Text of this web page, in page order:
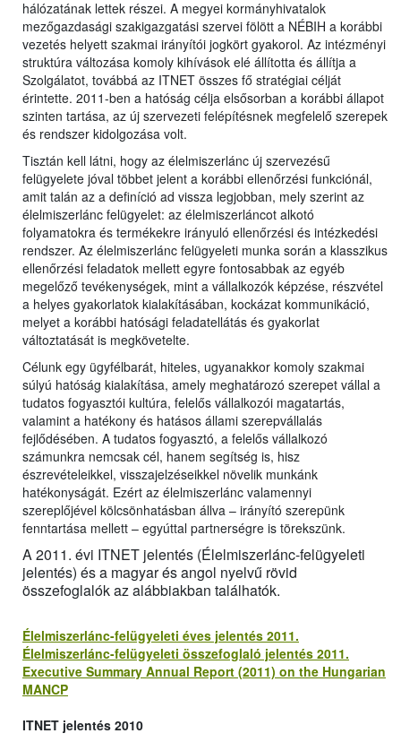
hálózatának lettek részei. A megyei kormányhivatalok
mezőgazdasági szakigazgatási szervei fölött a NÉBIH a korábbi
vezetés helyett szakmai irányítói jogkört gyakorol. Az intézményi
struktúra változása komoly kihívások elé állította és állítja a
Szolgálatot, továbbá az ITNET összes fő stratégiai célját
érintette. 2011-ben a hatóság célja elsősorban a korábbi állapot
szinten tartása, az új szervezeti felépítésnek megfelelő szerepek
és rendszer kidolgozása volt.
Tisztán kell látni, hogy az élelmiszerlánc új szervezésű
felügyelete jóval többet jelent a korábbi ellenőrzési funkciónál,
amit talán az a definíció ad vissza legjobban, mely szerint az
élelmiszerlánc felügyelet: az élelmiszerláncot alkotó
folyamatokra és termékekre irányuló ellenőrzési és intézkedési
rendszer. Az élelmiszerlánc felügyeleti munka során a klasszikus
ellenőrzési feladatok mellett egyre fontosabbak az egyéb
megelőző tevékenységek, mint a vállalkozók képzése, részvétel
a helyes gyakorlatok kialakításában, kockázat kommunikáció,
melyet a korábbi hatósági feladatellátás és gyakorlat
változtatását is megkövetelte.
Célunk egy ügyfélbarát, hiteles, ugyanakkor komoly szakmai
súlyú hatóság kialakítása, amely meghatározó szerepet vállal a
tudatos fogyasztói kultúra, felelős vállalkozói magatartás,
valamint a hatékony és hatásos állami szerepvállalás
fejlődésében. A tudatos fogyasztó, a felelős vállalkozó
számunkra nemcsak cél, hanem segítség is, hisz
észrevételeikkel, visszajelzéseikkel növelik munkánk
hatékonyságát. Ezért az élelmiszerlánc valamennyi
szereplőjével kölcsönhatásban állva – irányító szerepünk
fenntartása mellett – egyúttal partnerségre is törekszünk.
A 2011. évi ITNET jelentés (Élelmiszerlánc-felügyeleti
jelentés) és a magyar és angol nyelvű rövid
összefoglalók az alábbiakban találhatók.
Élelmiszerlánc-felügyeleti éves jelentés 2011.
Élelmiszerlánc-felügyeleti összefoglaló jelentés 2011.
Executive Summary Annual Report (2011) on the Hungarian
MANCP
ITNET jelentés 2010